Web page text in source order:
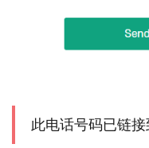
此电话号码已链